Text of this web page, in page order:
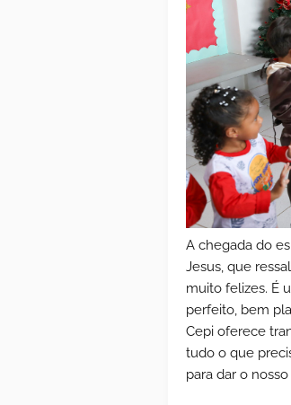
A chegada do
Jesus, que
muito felizes. É
perfeito, bem
Cepi oferece
tudo o que
para dar o